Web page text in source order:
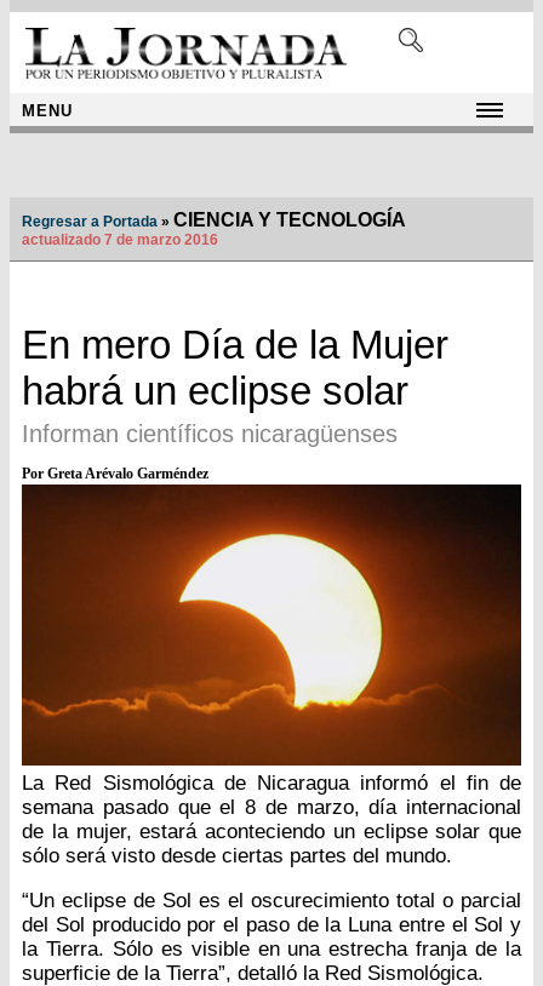
MENU
Regresar a Portada » CIENCIA Y TECNOLOGÍA
actualizado 7 de marzo 2016
En mero Día de la Mujer
habrá un eclipse solar
Informan científicos nicaragüenses
Por Greta Arévalo Garméndez
La Red Sismológica de Nicaragua informó el fin de
semana pasado que el 8 de marzo, día internacional
de la mujer, estará aconteciendo un eclipse solar que
sólo será visto desde ciertas partes del mundo.
“Un eclipse de Sol es el oscurecimiento total o parcial
del Sol producido por el paso de la Luna entre el Sol y
la Tierra. Sólo es visible en una estrecha franja de la
superficie de la Tierra”, detalló la Red Sismológica.